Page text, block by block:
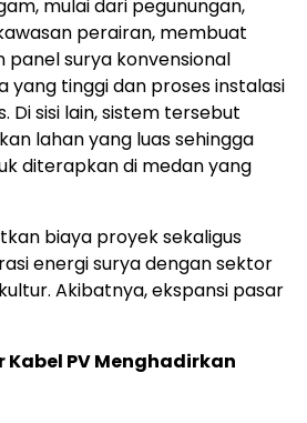
mulai dari pegunungan,
perairan, membuat
panel surya konvensional
yang tinggi dan proses instalasi
Di sisi lain, sistem tersebut
lahan yang luas sehingga
diterapkan di medan yang
biaya proyek sekaligus
energi surya dengan sektor
Akibatnya, ekspansi pasar
PV Menghadirkan